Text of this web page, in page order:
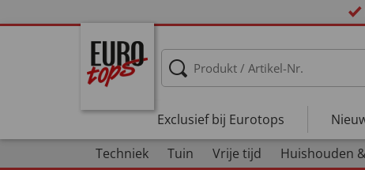
Exclusief bij Eurotops
Techniek
Tuin Vrije tijd Huishouden